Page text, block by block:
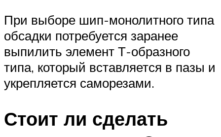
При выборе шип-монолитного типа
обсадки потребуется заранее
выпилить элемент Т-образного
типа, который вставляется в пазы и
укрепляется саморезами.
Стоит ли сделать